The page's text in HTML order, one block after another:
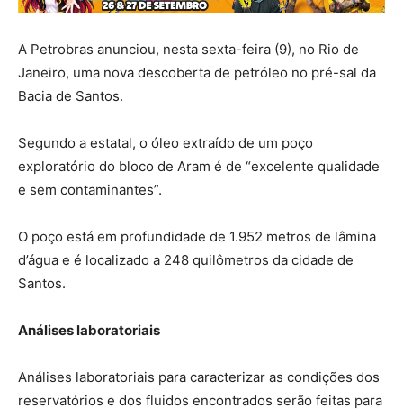
A Petrobras anunciou, nesta sexta-feira (9), no Rio de
Janeiro, uma nova descoberta de petróleo no pré-sal da
Bacia de Santos.
Segundo a estatal, o óleo extraído de um poço
exploratório do bloco de Aram é de “excelente qualidade
e sem contaminantes”.
O poço está em profundidade de 1.952 metros de lâmina
d’água e é localizado a 248 quilômetros da cidade de
Santos.
Análises laboratoriais
Análises laboratoriais para caracterizar as condições dos
reservatórios e dos fluidos encontrados serão feitas para